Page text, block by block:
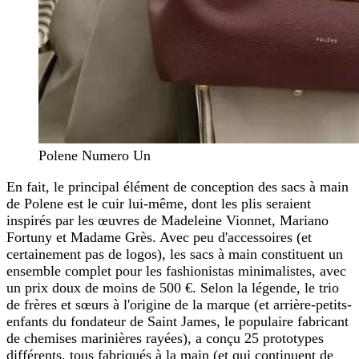
Polene Numero Un
En fait, le principal élément de conception des sacs à main
de Polene est le cuir lui-même, dont les plis seraient
inspirés par les œuvres de Madeleine Vionnet, Mariano
Fortuny et Madame Grès. Avec peu d'accessoires (et
certainement pas de logos), les sacs à main constituent un
ensemble complet pour les fashionistas minimalistes, avec
un prix doux de moins de 500 €. Selon la légende, le trio
de frères et sœurs à l'origine de la marque (et arrière-petits-
enfants du fondateur de Saint James, le populaire fabricant
de chemises marinières rayées), a conçu 25 prototypes
différents, tous fabriqués à la main (et qui continuent de